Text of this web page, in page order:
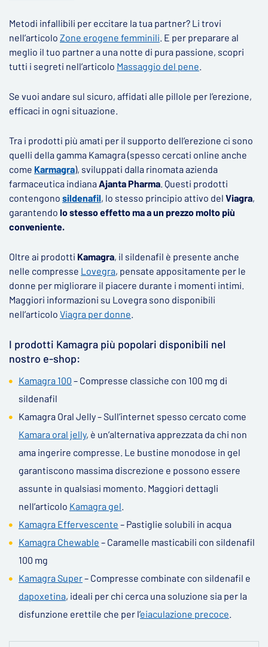
Metodi infallibili per eccitare la tua partner? Li trovi
nell’articolo Zone erogene femminili. E per preparare al
meglio il tuo partner a una notte di pura passione, scopri
tutti i segreti nell’articolo Massaggio del pene.
Se vuoi andare sul sicuro, affidati alle pillole per l’erezione,
efficaci in ogni situazione.
Tra i prodotti più amati per il supporto dell’erezione ci sono
quelli della gamma Kamagra (spesso cercati online anche
come Karmagra), sviluppati dalla rinomata azienda
farmaceutica indiana Ajanta Pharma. Questi prodotti
contengono sildenafil, lo stesso principio attivo del Viagra,
garantendo lo stesso effetto ma a un prezzo molto più
conveniente.
Oltre ai prodotti Kamagra, il sildenafil è presente anche
nelle compresse Lovegra, pensate appositamente per le
donne per migliorare il piacere durante i momenti intimi.
Maggiori informazioni su Lovegra sono disponibili
nell’articolo Viagra per donne.
I prodotti Kamagra più popolari disponibili nel
nostro e-shop:
Kamagra 100 – Compresse classiche con 100 mg di
sildenafil
Kamagra Oral Jelly – Sull’internet spesso cercato come
Kamara oral jelly, è un’alternativa apprezzata da chi non
ama ingerire compresse. Le bustine monodose in gel
garantiscono massima discrezione e possono essere
assunte in qualsiasi momento. Maggiori dettagli
nell’articolo Kamagra gel.
Kamagra Effervescente – Pastiglie solubili in acqua
Kamagra Chewable – Caramelle masticabili con sildenafil
100 mg
Kamagra Super– Compresse combinate con sildenafil e
dapoxetina, ideali per chi cerca una soluzione sia per la
disfunzione erettile che per l’eiaculazione precoce.